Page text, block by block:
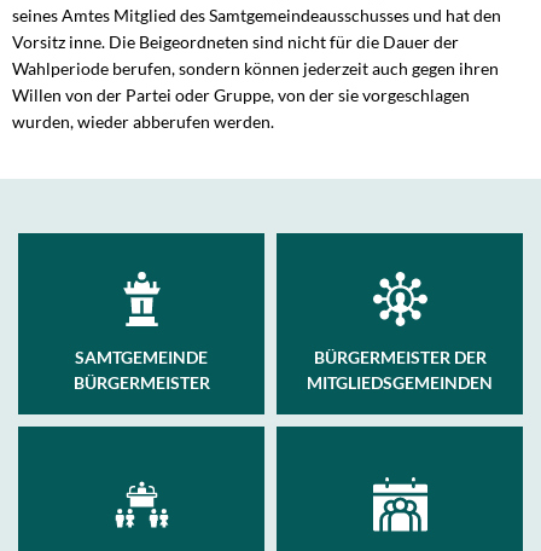
seines Amtes Mitglied des Samtgemeindeausschusses und hat den
Vorsitz inne. Die Beigeordneten sind nicht für die Dauer der
Wahlperiode berufen, sondern können jederzeit auch gegen ihren
Willen von der Partei oder Gruppe, von der sie vorgeschlagen
wurden, wieder abberufen werden.
SAMTGEMEINDE
BÜRGERMEISTER
BÜRGERMEISTER DER
MITGLIEDSGEMEINDEN